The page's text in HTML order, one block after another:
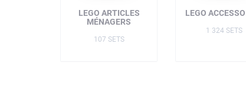
LEGO ARTICLES
MÉNAGERS
107 SETS
LEGO
1 324 SETS